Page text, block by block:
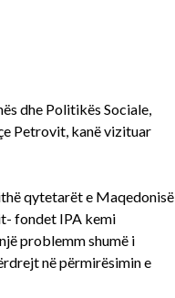
dhe Politikës Sociale,
Petrovit, kanë vizituar
qytetarët e Maqedonisë
fondet IPA kemi
problemm shumë i
në përmirësimin e